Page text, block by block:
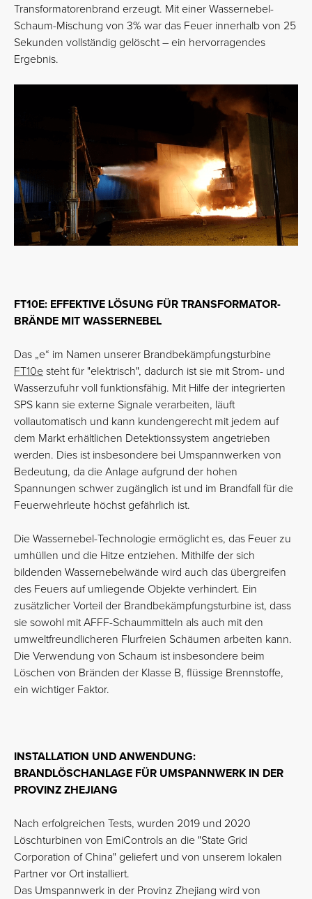
Transformatorenbrand erzeugt. Mit einer Wassernebel-
Schaum-Mischung von 3% war das Feuer innerhalb von 25
Sekunden vollständig gelöscht – ein hervorragendes
Ergebnis.
FT10E: EFFEKTIVE LÖSUNG FÜR TRANSFORMATOR-
BRÄNDE MIT WASSERNEBEL
Das „e“ im Namen unserer Brandbekämpfungsturbine
FT10e steht für "elektrisch", dadurch ist sie mit Strom- und
Wasserzufuhr voll funktionsfähig. Mit Hilfe der integrierten
SPS kann sie externe Signale verarbeiten, läuft
vollautomatisch und kann kundengerecht mit jedem auf
dem Markt erhältlichen Detektionssystem angetrieben
werden. Dies ist insbesondere bei Umspannwerken von
Bedeutung, da die Anlage aufgrund der hohen
Spannungen schwer zugänglich ist und im Brandfall für die
Feuerwehrleute höchst gefährlich ist.
Die Wassernebel-Technologie ermöglicht es, das Feuer zu
umhüllen und die Hitze entziehen. Mithilfe der sich
bildenden Wassernebelwände wird auch das übergreifen
des Feuers auf umliegende Objekte verhindert. Ein
zusätzlicher Vorteil der Brandbekämpfungsturbine ist, dass
sie sowohl mit AFFF-Schaummitteln als auch mit den
umweltfreundlicheren Flurfreien Schäumen arbeiten kann.
Die Verwendung von Schaum ist insbesondere beim
Löschen von Bränden der Klasse B, flüssige Brennstoffe,
ein wichtiger Faktor.
INSTALLATION UND ANWENDUNG:
BRANDLÖSCHANLAGE FÜR UMSPANNWERK IN DER
PROVINZ ZHEJIANG
Nach erfolgreichen Tests, wurden 2019 und 2020
Löschturbinen von EmiControls an die "State Grid
Corporation of China" geliefert und von unserem lokalen
Partner vor Ort installiert.
Das Umspannwerk in der Provinz Zhejiang wird von